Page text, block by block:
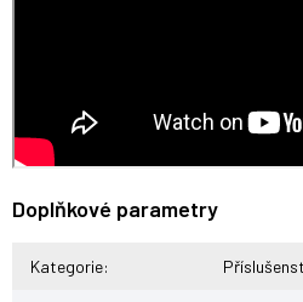
Doplňkové parametry
Kategorie: